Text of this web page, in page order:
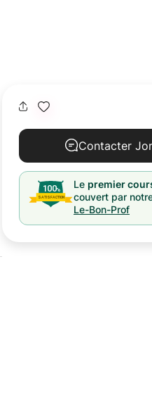
Contacter
Le premier
couvert par
Le-Bon-Prof